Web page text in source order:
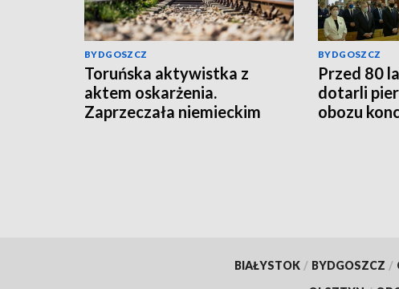
BYDGOSZCZ
Toruńska aktywistka z
aktem oskarżenia.
Zaprzeczała niemieckim
BYDGOSZCZ
Przed 80
dotarli
obozu
BIAŁYSTOK / BYDGOSZCZ /